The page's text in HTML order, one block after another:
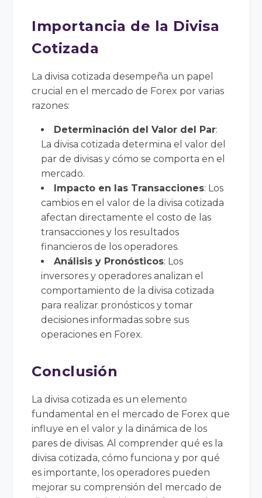
Importancia de la Divisa
Cotizada
La divisa cotizada desempeña un papel
crucial en el mercado de Forex por varias
razones:
Determinación del Valor del Par:
La divisa cotizada determina el valor del
par de divisas y cómo se comporta en el
mercado.
Impacto en las Transacciones: Los
cambios en el valor de la divisa cotizada
afectan directamente el costo de las
transacciones y los resultados
financieros de los operadores.
Análisis y Pronósticos: Los
inversores y operadores analizan el
comportamiento de la divisa cotizada
para realizar pronósticos y tomar
decisiones informadas sobre sus
operaciones en Forex.
Conclusión
La divisa cotizada es un elemento
fundamental en el mercado de Forex que
influye en el valor y la dinámica de los
pares de divisas. Al comprender qué es la
divisa cotizada, cómo funciona y por qué
es importante, los operadores pueden
mejorar su comprensión del mercado de